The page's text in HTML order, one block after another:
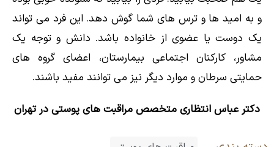
و به امید ها و ترس های شما گوش دهد. این فرد می تواند
یک دوست یا عضوی از خانواده باشد. دانش و توجه یک
مشاور، کارکنان اجتماعی بیمارستان، اعضای گروه های
حمایتی سرطان و موارد دیگر نیز می توانند مفید باشند.
دکتر عباس انتظاریمتخصص مراقبت های پوستی در تهران